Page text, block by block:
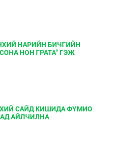
НАРИЙН БИЧГИЙН
НОН ГРАТА" ГЭЖ
САЙД КИШИДА ФҮМИО
АЙЛЧИЛНА